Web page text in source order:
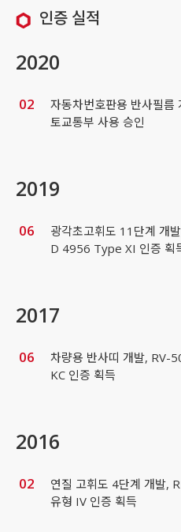
인증 실적
2020
02
자동차번호판용 반사필
토교통부 사용 승인
2019
06
광각초고휘도 11단계 개
D 4956 Type XI 인증 획
2017
06
차량용 반사띠 개발, RV-
KC 인증 획득
2016
02
연질 고휘도 4단계 개발,
유형 IV 인증 획득